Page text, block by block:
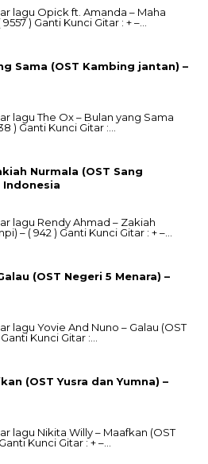
lagu Opick ft. Amanda – Maha
) Ganti Kunci Gitar : + –…
Sama (OST Kambing jantan) –
lagu The Ox – Bulan yang Sama
) Ganti Kunci Gitar :…
Nurmala (OST Sang
Indonesia
lagu Rendy Ahmad – Zakiah
– ( 942 ) Ganti Kunci Gitar : + –…
(OST Negeri 5 Menara) –
lagu Yovie And Nuno – Galau (OST
Kunci Gitar :…
(OST Yusra dan Yumna) –
lagu Nikita Willy – Maafkan (OST
Kunci Gitar : + –…